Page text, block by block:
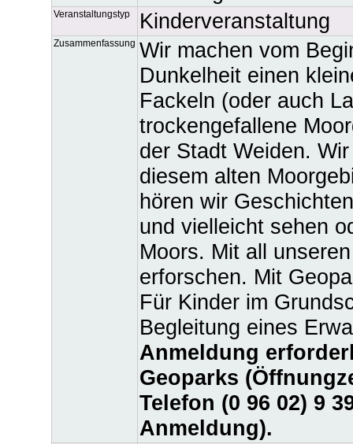
Veranstaltungstyp Kinderveranstaltung
Zusammenfassung Wir machen vom
Dunkelheit einen
Fackeln (oder auch
trockengefallene
der Stadt Weiden.
diesem alten
hören wir
und vielleicht sehen
Moors. Mit all
erforschen. Mit
Für Kinder im
Begleitung eines
Anmeldung
Geoparks
Telefon (0 96 02) 9
Anmeldung).